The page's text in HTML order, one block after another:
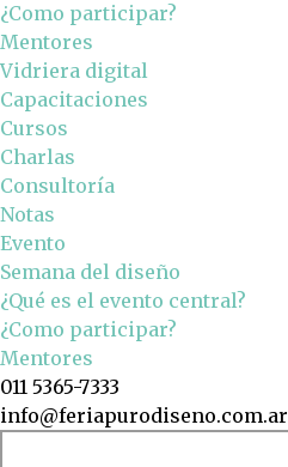
¿Como participar?
Mentores
Vidriera digital
Capacitaciones
Cursos
Charlas
Consultoría
Notas
Evento
Semana del diseño
¿Qué es el evento central?
¿Como participar?
Mentores
011 5365-7333
info@feriapurodiseno.com.ar